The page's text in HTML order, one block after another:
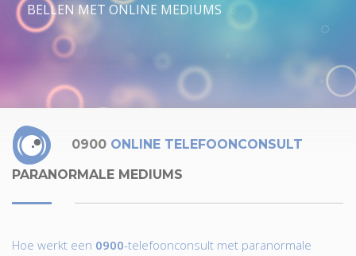
BELLEN MET ONLINE MEDIUMS
0900 ONLINE TELEFOONCONSULT
PARANORMALE MEDIUMS
Hoe werkt een 0900-telefoonconsult met paranormale